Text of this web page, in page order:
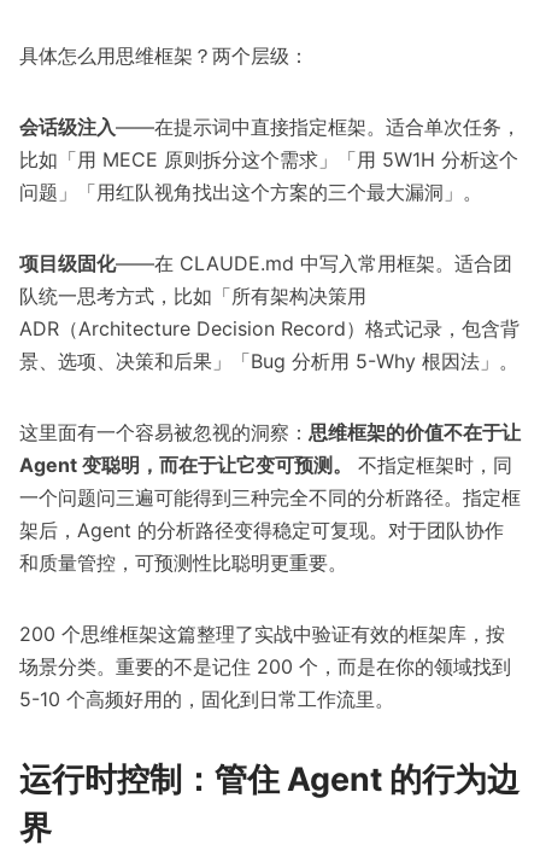
具体怎么用思维框架？两个层级：
会话级注入——在提示词中直接指定框架。适合单次任务，
比如「用 MECE 原则拆分这个需求」「用 5W1H 分析这个
问题」「用红队视角找出这个方案的三个最大漏洞」。
项目级固化——在 CLAUDE.md 中写入常用框架。适合团
队统一思考方式，比如「所有架构决策用
ADR（Architecture Decision Record）格式记录，包含背
景、选项、决策和后果」「Bug 分析用 5-Why 根因法」。
这里面有一个容易被忽视的洞察： 思维框架的价值不在于让
Agent 变聪明，而在于让它变可预测。
不指定框架时，同
一个问题问三遍可能得到三种完全不同的分析路径。指定框
架后，Agent 的分析路径变得稳定可复现。对于团队协作
和质量管控，可预测性比聪明更重要。
200 个思维框架这篇整理了实战中验证有效的框架库，按
场景分类。重要的不是记住 200 个，而是在你的领域找到
5-10 个高频好用的，固化到日常工作流里。
运行时控制：管住 Agent 的行为边
界